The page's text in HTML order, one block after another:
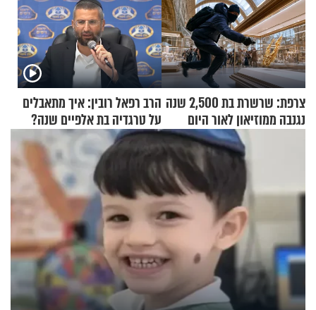
צרפת: שרשרת בת 2,500 שנה
נגנבה ממוזיאון לאור היום
הרב רפאל רובין: איך מתאבלים
על טרגדיה בת אלפיים שנה?